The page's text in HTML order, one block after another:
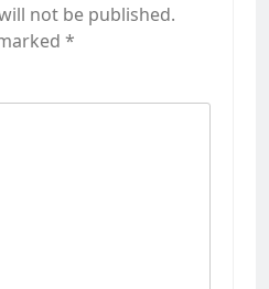
not be published.
*